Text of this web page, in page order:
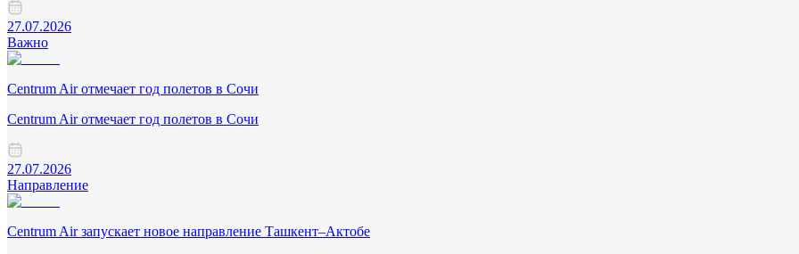
27.07.2026
Важно
Centrum Air отмечает год полетов в Сочи
Centrum Air отмечает год полетов в Сочи
27.07.2026
Направление
Centrum Air запускает новое направление Ташкент–Актобе